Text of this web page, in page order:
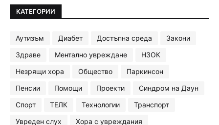
КАТЕГОРИИ
Аутизъм Диабет Достъпна среда
Закони
Здраве
Ментално увреждане
НЗОК
Незрящи хора
Общество
Паркинсон
Пенсии
Помощи Проекти
Синдром на Даун
Спорт
ТЕЛК Технологии
Транспорт
Увреден слух
Хора с увреждания